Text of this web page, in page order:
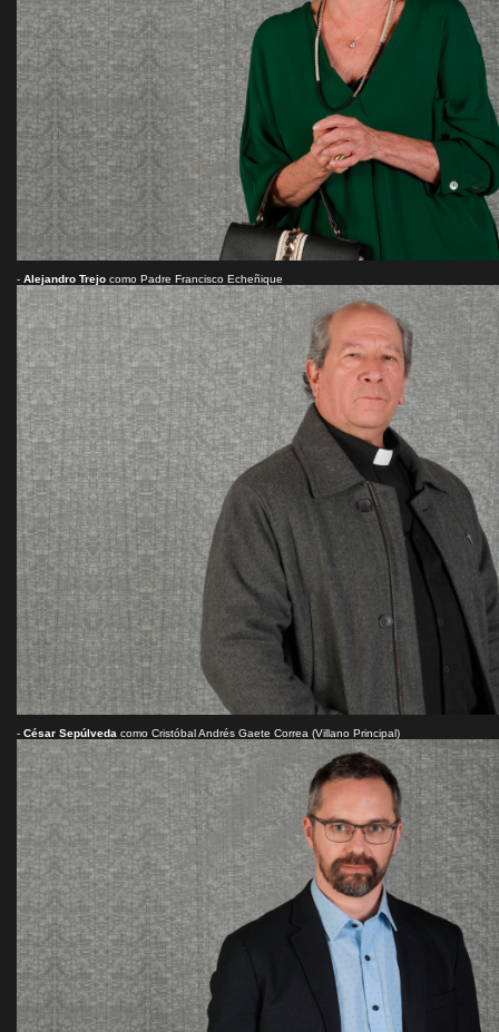
- Alejandro Trejo como Padre Francisco Echeñique
- César Sepúlveda como Cristóbal Andrés Gaete Correa (Villano Principal)